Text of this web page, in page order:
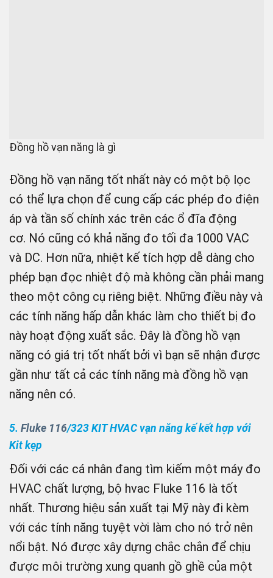
Đồng hồ vạn năng là gì
Đồng hồ vạn năng tốt nhất này có một bộ lọc
có thể lựa chọn để cung cấp các phép đo điện
áp và tần số chính xác trên các ổ đĩa động
cơ. Nó cũng có khả năng đo tối đa 1000 VAC
và DC. Hơn nữa, nhiệt kế tích hợp dễ dàng cho
phép bạn đọc nhiệt độ mà không cần phải mang
theo một công cụ riêng biệt. Những điều này và
các tính năng hấp dẫn khác làm cho thiết bị đo
này hoạt động xuất sắc. Đây là đồng hồ vạn
năng có giá trị tốt nhất bởi vì bạn sẽ nhận được
gần như tất cả các tính năng mà đồng hồ vạn
năng nên có.
5. Fluke 116/323 KIT HVAC vạn năng kế kết hợp với
Kit kẹp
Đối với các cá nhân đang tìm kiếm một máy đo
HVAC chất lượng, bộ hvac Fluke 116 là tốt
nhất. Thương hiệu sản xuất tại Mỹ này đi kèm
với các tính năng tuyệt vời làm cho nó trở nên
nổi bật. Nó được xây dựng chắc chắn để chịu
được môi trường xung quanh gồ ghề của một